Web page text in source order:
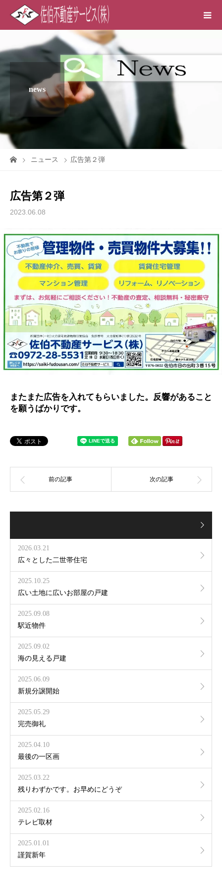
news
ニュース 広告第２弾
広告第２弾
2023.06.08
またまた広告を入れてもらいました。反響があること
を願うばかりです。
2026.03.21
広々とした二世帯住宅
2025.10.25
広い土地に広いお部屋の戸建
2025.09.08
駅近物件
2025.09.02
海の見える戸建
2025.06.09
新規分譲開始
2025.05.29
完売御礼
2025.04.10
最後の一区画
2025.03.22
残りわずかです。お早めにどうぞ
2025.02.16
テレビ取材
2025.01.01
謹賀新年